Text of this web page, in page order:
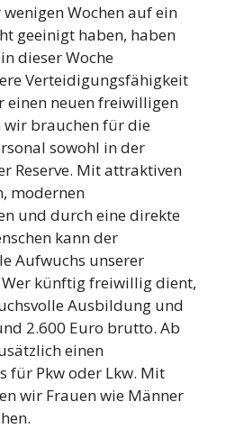
Wochen auf ein
geeinigt haben, haben
dieser Woche
Verteidigungsfähigkeit
einen neuen freiwilligen
wir brauchen für die
sowohl in der
Reserve. Mit attraktiven
modernen
und durch eine direkte
kann der
Aufwuchs unserer
künftig freiwillig dient,
Ausbildung und
2.600 Euro brutto. Ab
einen
für Pkw oder Lkw. Mit
wir Frauen wie Männer